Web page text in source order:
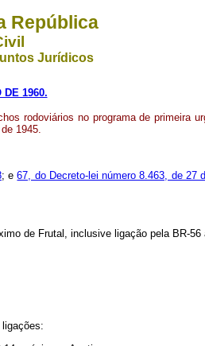
República
Jurídicos
DE 1960.
rodoviários no programa de primeira
1945.
; e67, do Decreto-lei número 8.463, de 27
de Frutal, inclusive ligação pela BR-56